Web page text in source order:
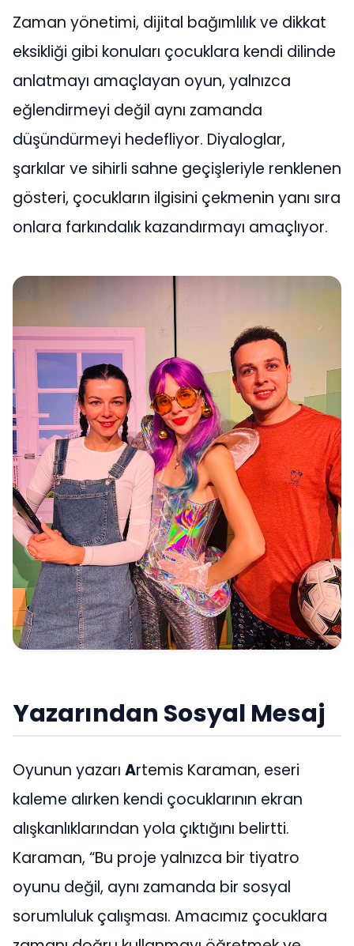
Zaman yönetimi, dijital bağımlılık ve dikkat
eksikliği gibi konuları çocuklara kendi dilinde
anlatmayı amaçlayan oyun, yalnızca
eğlendirmeyi değil aynı zamanda
düşündürmeyi hedefliyor. Diyaloglar,
şarkılar ve sihirli sahne geçişleriyle renklenen
gösteri, çocukların ilgisini çekmenin yanı sıra
onlara farkındalık kazandırmayı amaçlıyor.
Yazarından Sosyal Mesaj
Oyunun yazarı Artemis Karaman, eseri
kaleme alırken kendi çocuklarının ekran
alışkanlıklarından yola çıktığını belirtti.
Karaman, “Bu proje yalnızca bir tiyatro
oyunu değil, aynı zamanda bir sosyal
sorumluluk çalışması. Amacımız çocuklara